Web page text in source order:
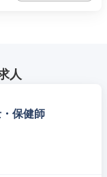
人
保健師